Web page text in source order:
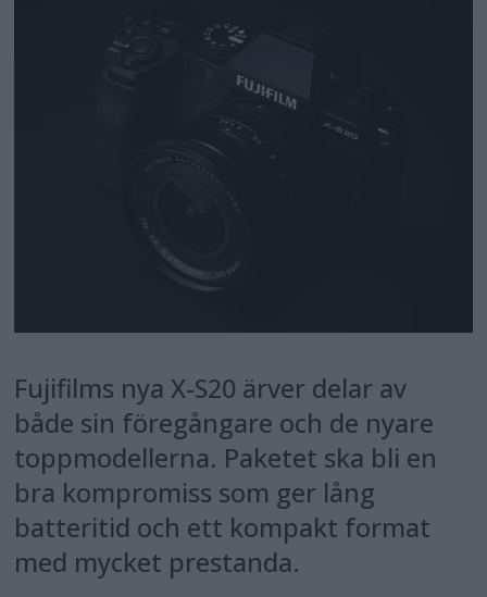
Fujifilms nya X-S20 ärver delar av
både sin föregångare och de nyare
toppmodellerna. Paketet ska bli en
bra kompromiss som ger lång
batteritid och ett kompakt format
med mycket prestanda.